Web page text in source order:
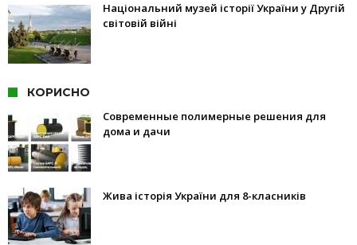
Національний музей історії України у Другій
світовій війні
КОРИСНО
Современные полимерные решения для
дома и дачи
Жива історія України для 8-класників